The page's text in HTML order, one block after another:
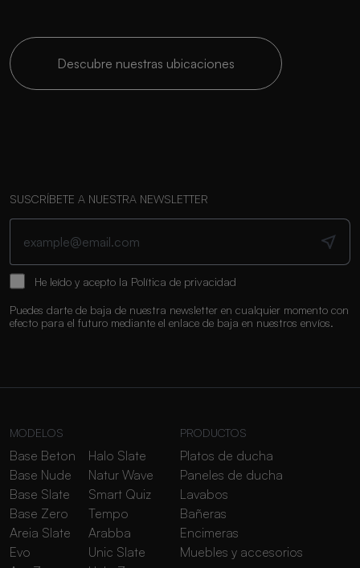
Descubre nuestras ubicaciones
SUSCRÍBETE A NUESTRA NEWSLETTER
He leído y acepto la Política de privacidad
Puedes darte de baja de nuestra newsletter en cualquier momento con
efecto para el futuro mediante el enlace de baja en nuestros envíos.
MODELOS
Base Beton
Base Nude
Base Slate
Base Zero
Areia Slate
Evo
Halo Slate
Natur Wave
Smart Quiz
Tempo
Arabba
Unic Slate
PRODUCTOS
Platos de ducha
Paneles de ducha
Lavabos
Bañeras
Encimeras
Muebles y accesorios